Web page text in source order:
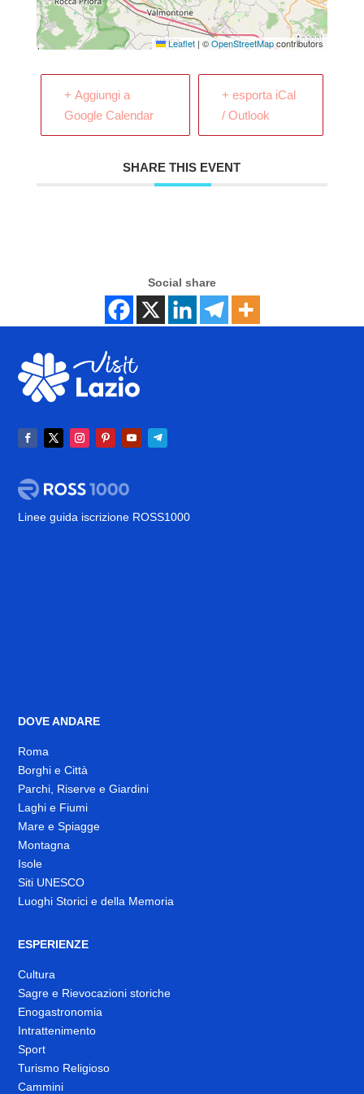
Leaflet | ©OpenStreetMapcontributors
+ Aggiungi a
Google Calendar
+ esporta iCal
/ Outlook
SHARE THIS EVENT
Social share
Linee guida iscrizione ROSS1000
DOVE ANDARE
Roma
Borghi e Città
Parchi, Riserve e Giardini
Laghi e Fiumi
Mare e Spiagge
Montagna
Isole
Siti UNESCO
Luoghi Storici e della Memoria
ESPERIENZE
Cultura
Sagre e Rievocazioni storiche
Enogastronomia
Intrattenimento
Sport
Turismo Religioso
Cammini